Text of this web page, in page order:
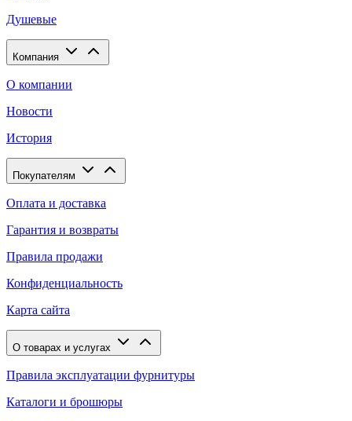
Душевые
Компания
О компании
Новости
История
Покупателям
Оплата и доставка
Гарантия и возвраты
Правила продажи
Конфиденциальность
Карта сайта
О товарах и услугах
Правила эксплуатации фурнитуры
Каталоги и брошюры